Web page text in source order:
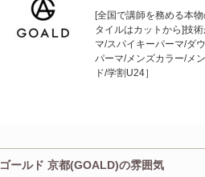
[全国で講師を務める本
タイルはカットから]技
マ/スパイキーパーマ/ダ
パーマ/メンズカラー/メ
ド/学割U24］
ゴールド 京都(GOALD)の雰囲気